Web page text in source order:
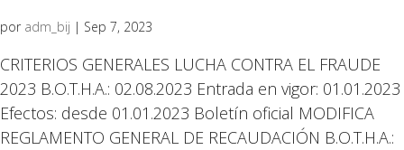
por adm_bij | Sep 7, 2023
CRITERIOS GENERALES LUCHA CONTRA EL FRAUDE
2023 B.O.T.H.A.: 02.08.2023 Entrada en vigor: 01.01.2023
Efectos: desde 01.01.2023 Boletín oficial MODIFICA
REGLAMENTO GENERAL DE RECAUDACIÓN B.O.T.H.A.: